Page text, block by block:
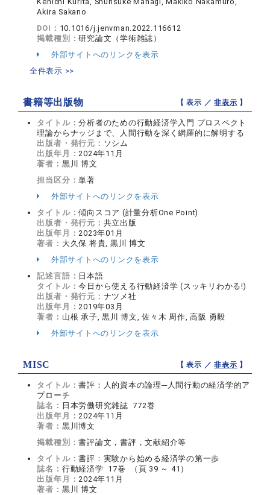
Akira Sakano
DOI： 10.1016/j.jenvman.2022.116612
掲載種別：研究論文（学術雑誌）
外部サイトへのリンクを表示
全件表示 >>
書籍等出版物 【 表示 ／非表示 】
タイトル：分析者のための行動経済学入門 プロスペクト
理論からナッジまで、人間行動を深く網羅的に解明する
出版者・発行元： ソシム
出版年月：2024年11月
著者： 黒川 博文
担当区分：単著
外部サイトへのリンクを表示
タイトル：傾向スコア (計量分析One Point)
出版者・発行元： 共立出版
出版年月：2023年01月
著者： 大久保 将貴, 黒川 博文
外部サイトへのリンクを表示
記述言語： 日本語
タイトル：今日から使える行動経済学 (スッキリわかる!)
出版者・発行元： ナツメ社
出版年月：2019年03月
著者： 山根 承子, 黒川 博文, 佐々木 周作, 高阪 勇毅
外部サイトへのリンクを表示
MISC 【 表示 ／非表示 】
タイトル：書評：人的資本の論理─人間行動の経済学的ア
プローチ
誌名： 日本労働研究雑誌 772巻
出版年月：2024年11月
著者： 黒川博文
掲載種別：書評論文，書評，文献紹介等
タイトル：書評：実験から始める経済学の第一歩
誌名： 行動経済学 17巻 （頁 39 ～ 41）
出版年月：2024年11月
著者： 黒川 博文